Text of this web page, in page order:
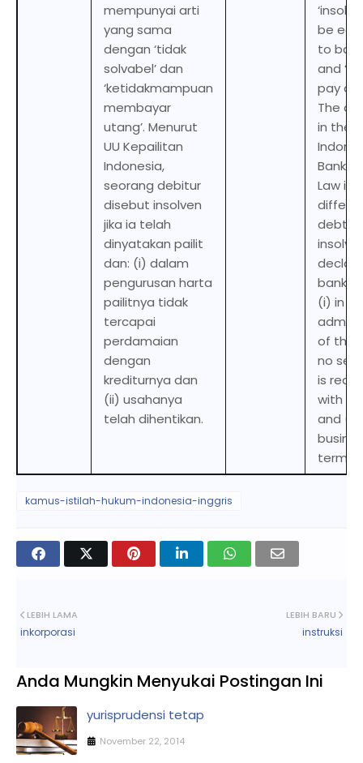
mempunyai arti
yang sama
dengan ‘tidak
solvabel’ dan
‘ketidakmampuan
membayar
utang’. Menurut
UU Kepailitan
Indonesia,
seorang debitur
disebut insolven
jika ia telah
dinyatakan pailit
dan: (i) dalam
pengurusan harta
pailitnya tidak
tercapai
perdamaian
dengan
krediturnya dan
(ii) usahanya
telah dihentikan.
be
to
and
pay
The
in the
Law is
debtor
(i) in
of the
no
is
with
and
kamus-istilah-hukum-indonesia-inggris
LEBIH BARU
instruksi
LEBIH LAMA
inkorporasi
Anda Mungkin Menyukai Postingan Ini
yurisprudensi tetap
November 22, 2014